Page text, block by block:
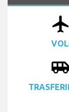
Servizi su